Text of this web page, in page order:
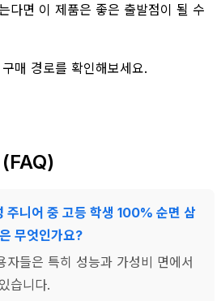
다면 이 제품은 좋은 출발점이 될 수
매 경로를 확인해보세요.
(FAQ)
주니어 중 고등 학생 100% 순면 삼
무엇인가요?
들은 특히 성능과 가성비 면에서
습니다.